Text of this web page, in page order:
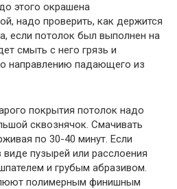
этого окрашена
надо проверить, как держится
если потолок был выполнен на
смыть с него грязь и
направлению падающего из
покрытия потолок надо
сквознячок. Смачивать
по 30-40 минут. Если
пузырей или расслоения
и грубым абразивом.
полимерным финишным